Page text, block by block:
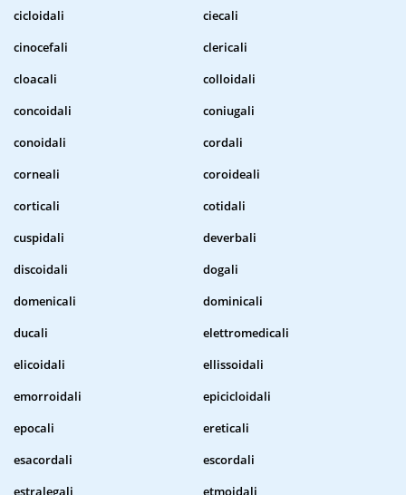
cicloidali
ciecali
cinocefali
clericali
cloacali
colloidali
concoidali
coniugali
conoidali
cordali
corneali
coroideali
corticali
cotidali
cuspidali
deverbali
discoidali
dogali
domenicali
dominicali
ducali
elettromedicali
elicoidali
ellissoidali
emorroidali
epicicloidali
epocali
ereticali
esacordali
escordali
estralegali
etmoidali